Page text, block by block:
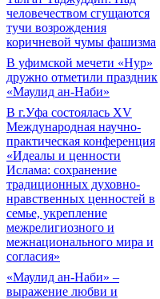
человечеством сгущаются
тучи возрождения
коричневой чумы фашизма
В уфимской мечети «Нур»
дружно отметили праздник
«Маулид ан-Наби»
В г.Уфа состоялась XV
Международная научно-
практическая конференция
«Идеалы и ценности
Ислама: сохранение
традиционных духовно-
нравственных ценностей в
семье, укрепление
межрелигиозного и
межнационального мира и
согласия»
«Маулид ан-Наби» –
выражение любви и